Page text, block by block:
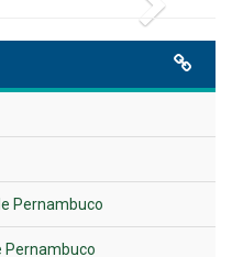
E LUTO OFICIAL
2026
maio de 2026